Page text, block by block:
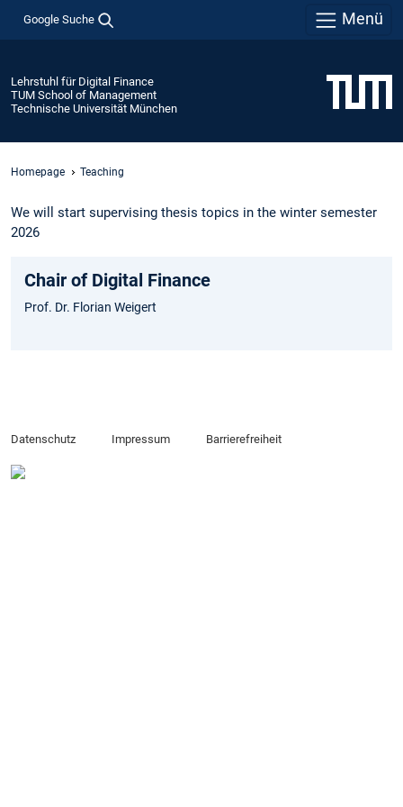
Google Suche Menü
Lehrstuhl für Digital Finance
TUM School of Management
Technische Universität München
Homepage Teaching
We will start supervising thesis topics in the winter semester
2026
Chair of Digital Finance
Prof. Dr. Florian Weigert
Datenschutz Impressum Barrierefreiheit